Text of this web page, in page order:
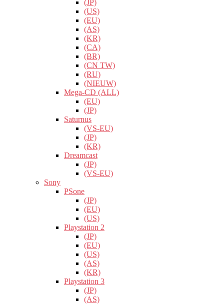
(JP)
(US)
(EU)
(AS)
(KR)
(CA)
(BR)
(CN TW)
(RU)
(NIEUW)
Mega-CD (ALL)
(EU)
(JP)
Saturnus
(VS-EU)
(JP)
(KR)
Dreamcast
(JP)
(VS-EU)
Sony
PSone
(JP)
(EU)
(US)
Playstation 2
(JP)
(EU)
(US)
(AS)
(KR)
Playstation 3
(JP)
(AS)